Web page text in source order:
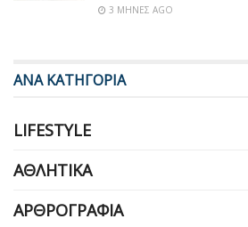
3 ΜΉΝΕΣ AGO
ΑΝΑ ΚΑΤΗΓΟΡΙΑ
LIFESTYLE
ΑΘΛΗΤΙΚΆ
ΑΡΘΡΟΓΡΑΦΊΑ